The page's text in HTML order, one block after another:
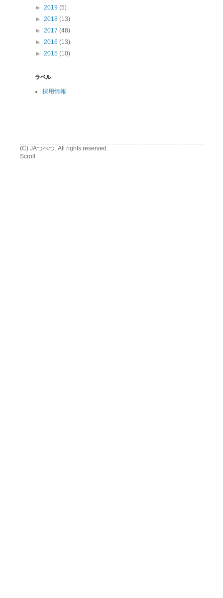
► 2019 (5)
► 2018 (13)
► 2017 (48)
► 2016 (13)
► 2015 (10)
ラベル
採用情報
(C) JAつべつ. All rights reserved.
Scroll